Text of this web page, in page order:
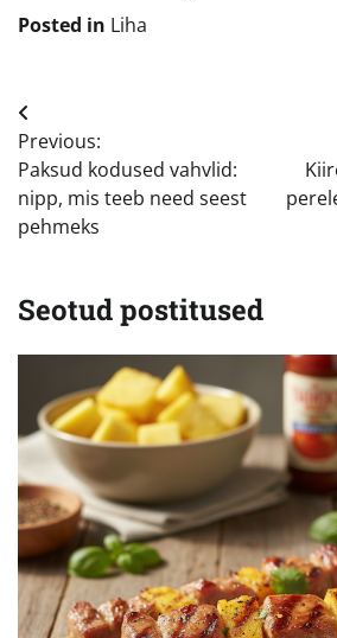
Posted in Liha
Navigeerimine
Previous:
Paksud kodused vahvlid:
nipp, mis teeb need seest
pehmeks
Seotud postitused